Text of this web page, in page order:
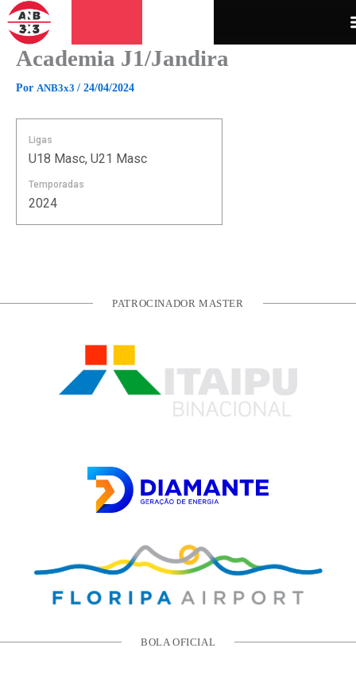
para
conteúdo
Academia J1/Jandira
Por ANB3x3 / 24/04/2024
Ligas
U18 Masc, U21 Masc
Temporadas
2024
PATROCINADOR MASTER
BOLA OFICIAL